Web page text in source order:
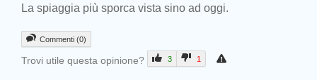
La spiaggia più sporca vista sino ad oggi.
Commenti (0)
Trovi utile questa opinione? 3 1